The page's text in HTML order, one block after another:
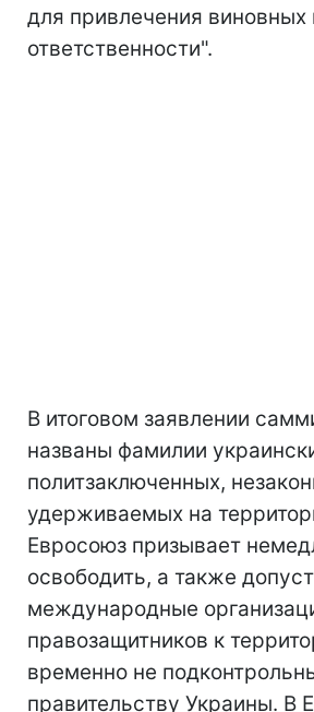
для привлечения виновных
ответственности".
В итоговом заявлении
названы фамилии
политзаключенных,
удерживаемых на
Евросоюз призывает
освободить, а также
международные
правозащитников к
временно не
правительству Украины. В